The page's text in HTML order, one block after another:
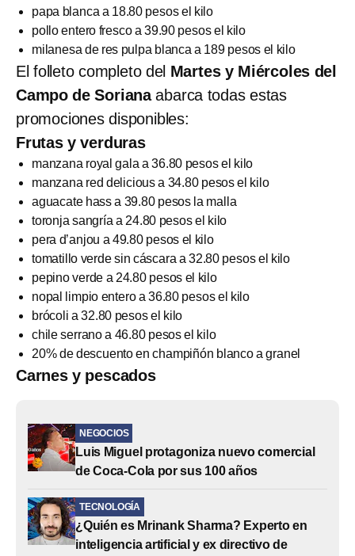
papa blanca a 18.80 pesos el kilo
pollo entero fresco a 39.90 pesos el kilo
milanesa de res pulpa blanca a 189 pesos el kilo
El folleto completo del Martes y Miércoles del
Campo de Sorianaabarca todas estas
promociones disponibles:
Frutas y verduras
manzana royal gala a 36.80 pesos el kilo
manzana red delicious a 34.80 pesos el kilo
aguacate hass a 39.80 pesos la malla
toronja sangría a 24.80 pesos el kilo
pera d’anjou a 49.80 pesos el kilo
tomatillo verde sin cáscara a 32.80 pesos el kilo
pepino verde a 24.80 pesos el kilo
nopal limpio entero a 36.80 pesos el kilo
brócoli a 32.80 pesos el kilo
chile serrano a 46.80 pesos el kilo
20% de descuento en champiñón blanco a granel
Carnes y pescados
NEGOCIOS
Luis Miguel protagoniza nuevo comercial
de Coca-Cola por sus 100 años
TECNOLOGÍA
¿Quién es Mrinank Sharma? Experto en
inteligencia artificial y ex directivo de